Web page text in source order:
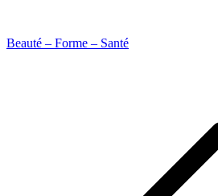
Beauté – Forme – Santé